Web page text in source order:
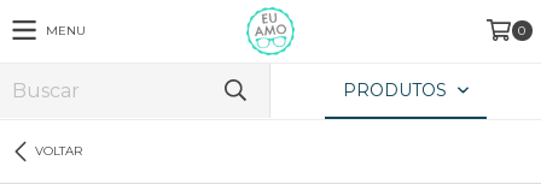
MENU 0
PRODUTOS
VOLTAR